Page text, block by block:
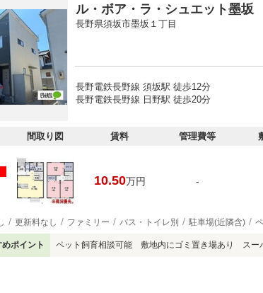
ル・ボア・ラ・シュエット墨
長野県須坂市墨坂１丁目
長野電鉄長野線 須坂駅 徒歩12分
長野電鉄長野線 日野駅 徒歩20分
間取り図 賃料 管理費等
10.50万円 -
更新料なし ファミリー バス・トイレ別 駐車場(近隣含)
めポイント ペット飼育相談可能 敷地内にゴミ置き場あり スー